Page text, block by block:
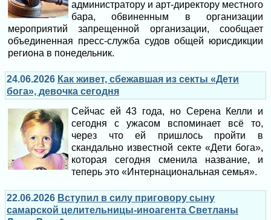
администратору и арт-директору местного
бара, обвиненным в организации
мероприятий запрещенной организации, сообщает
объединенная пресс-служба судов общей юрисдикции
региона в понедельник.
24.06.2026 Как живет, сбежавшая из секты «Дети
бога», девочка сегодня
Сейчас ей 43 года, но Серена Келли и
сегодня с ужасом вспоминает всё то,
через что ей пришлось пройти в
скандально известной секте «Дети бога»,
которая сегодня сменила название, и
теперь это «Интернациональная семья».
22.06.2026 Вступил в силу приговору сыну
самарской целительницы-иноагента Светланы